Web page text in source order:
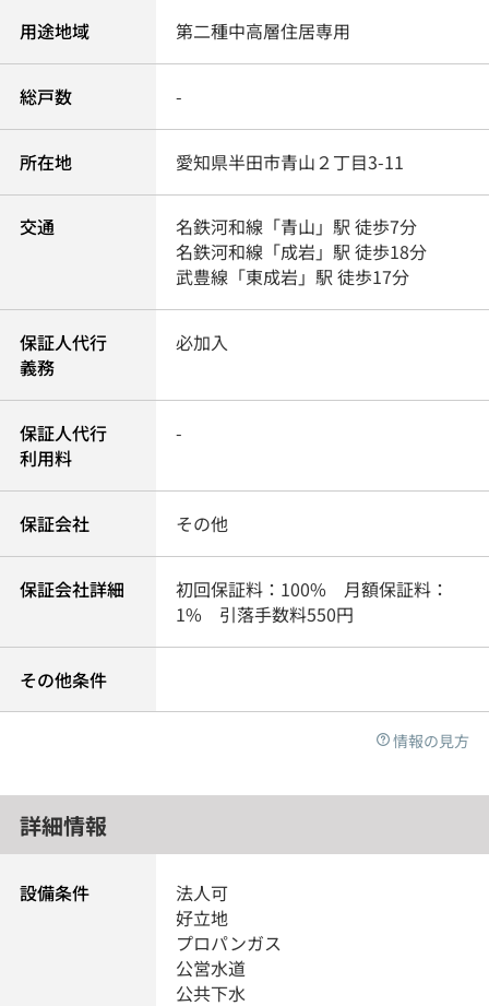
用途地域 第二種中高層住居専用
総戸数 -
所在地 愛知県半田市青山 ２丁目3-11
交通 名鉄河和線 「青山 」駅 徒歩7分
名鉄河和線 「成岩 」駅 徒歩18分
武豊線 「東成岩 」駅 徒歩17分
保証人代行
義務
必加入
保証人代行
利用料
-
保証会社 その他
保証会社詳細
初回保証料：100% 月額保証料：
1% 引落手数料550円
その他条件
情報の見方
詳細情報
設備条件
法人可
好立地
プロパンガス
公営水道
公共下水